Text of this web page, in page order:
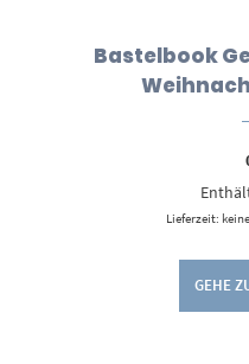
Bastelbook
Lieferzeit:
GEHE